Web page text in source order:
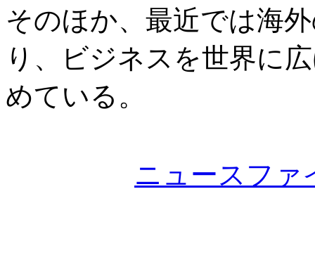
そのほか、最近では海
り、ビジネスを世界に
めている。
ニュースファ